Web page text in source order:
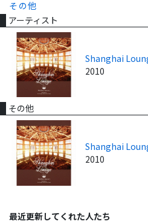
その他
アーティスト
Shanghai
2010
その他
Shanghai
2010
最近更新してくれた人たち